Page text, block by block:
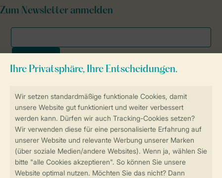
Sicher und schnell zur Online-Buchung
SSL-Verschlüsselung
Sichere Datenübertragung
Sicheres Bezahlen
Zum Newsletter anmelden